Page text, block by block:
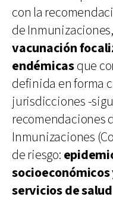
con la
de
vacunación
endémicasque
definida en forma
jurisdicciones -
recomendaciones
Inmunizaciones
de riesgo:
servicios de